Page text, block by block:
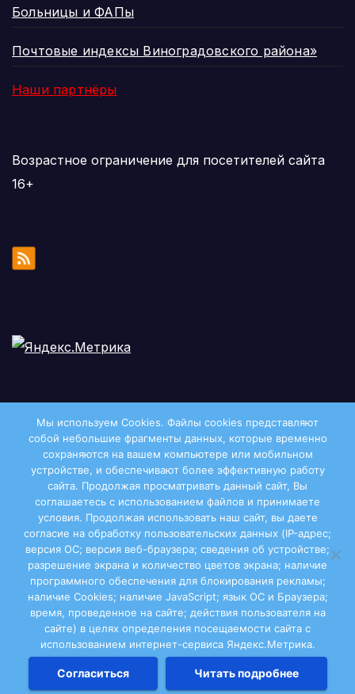
Больницы и ФАПы
Почтовые индексы Виноградовского района»
Наши партнёры
Возрастное ограничение для посетителей сайта
16+
Двиноважье
Сайт работает на WordPress|Тема:Newsup, автор
Themeansar
Кастом
Мы используем Cookies. Файлы сookies представляют
собой небольшие фрагменты данных, которые временно
сохраняются на вашем компьютере или мобильном
устройстве, и обеспечивают более эффективную работу
сайта. Продолжая просматривать данный сайт, Вы
соглашаетесь с использованием файлов и принимаете
условия. Продолжая использовать наш сайт, вы даете
согласие на обработку пользовательских данных (IP-адрес;
версия ОС; версия веб-браузера; сведения об устройстве;
разрешение экрана и количество цветов экрана; наличие
программного обеспечения для блокирования рекламы;
наличие Cookies; наличие JavaScript; язык ОС и Браузера;
время, проведенное на сайте; действия пользователя на
сайте) в целях определения посещаемости сайта с
использованием интернет-сервиса Яндекс.Метрика.
Согласиться Читать подробнее